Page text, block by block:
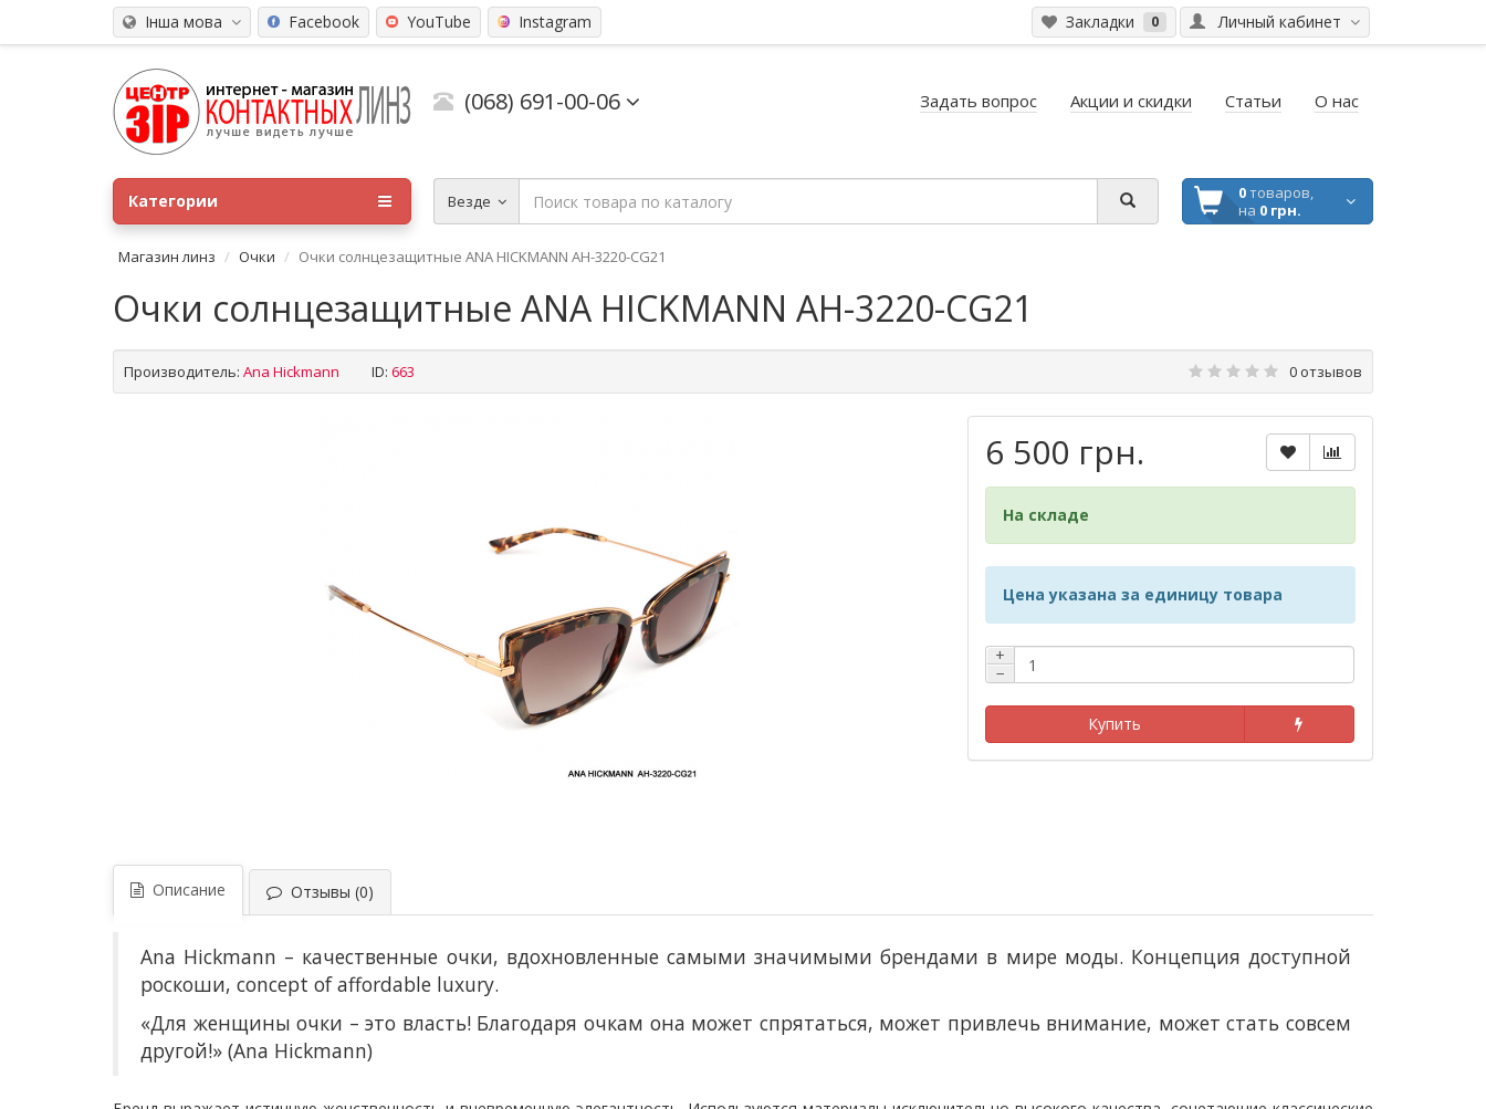
Інша мова Личный кабинет
Закладки 0
Facebook YouTube Instagram
(068) 691-00-06 Задать вопрос Акции и скидки Статьи О нас
Везде 0товаров,
на 0 грн.
Категории
Магазин линз Очки Очки солнцезащитные ANA HICKMANN AH-3220-CG21
Очки солнцезащитные ANA HICKMANN AH-3220-CG21
Производитель: Ana Hickmann ID: 663 0 отзывов
6 500 грн.
На складе
Цена указана за единицу товара
+
−
Купить
Описание Отзывы (0)
Ana Hickmann – качественные очки, вдохновленные самыми значимыми брендами в мире моды. Концепция доступной
роскоши, concept of affordable luxury.
«Для женщины очки – это власть! Благодаря очкам она может спрятаться, может привлечь внимание, может стать совсем
другой!» (Ana Hickmann)